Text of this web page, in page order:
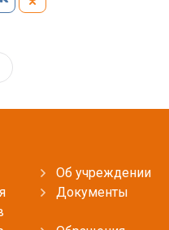
Об учреждении
Документы